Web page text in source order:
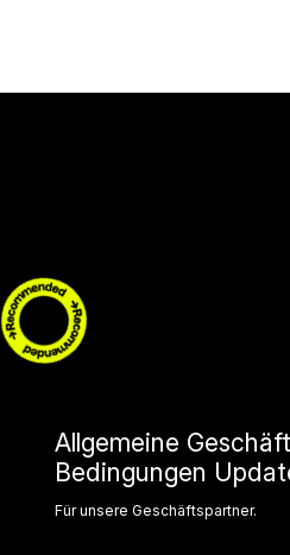
Allgemeine
Bedingungen
Für unsere Geschäftspartner.